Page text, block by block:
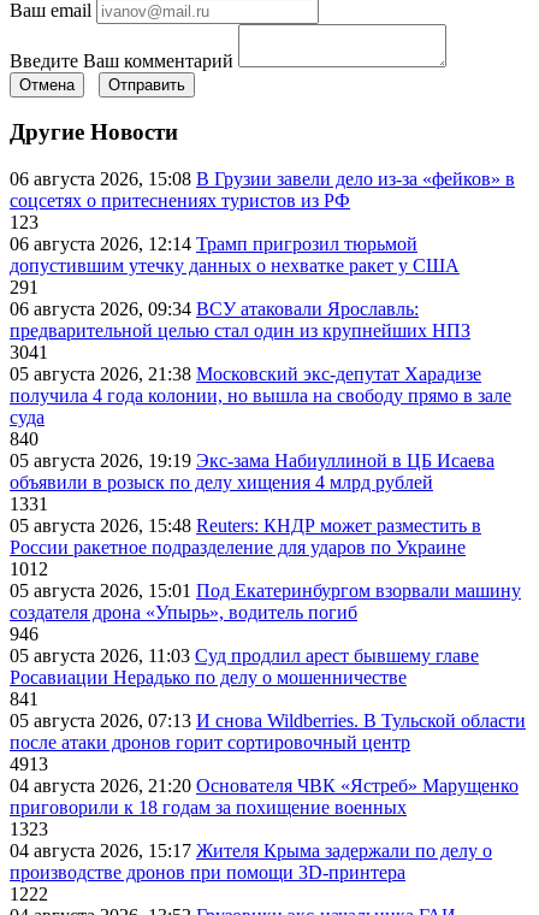
Ваш email
Введите Ваш комментарий
Отмена Отправить
Другие Новости
06 августа 2026, 15:08 В Грузии завели дело из-за «фейков» в
соцсетях о притеснениях туристов из РФ
123
06 августа 2026, 12:14 Трамп пригрозил тюрьмой
допустившим утечку данных о нехватке ракет у США
291
06 августа 2026, 09:34 ВСУ атаковали Ярославль:
предварительной целью стал один из крупнейших НПЗ
3041
05 августа 2026, 21:38 Московский экс-депутат Харадизе
получила 4 года колонии, но вышла на свободу прямо в зале
суда
840
05 августа 2026, 19:19 Экс-зама Набиуллиной в ЦБ Исаева
объявили в розыск по делу хищения 4 млрд рублей
1331
05 августа 2026, 15:48 Reuters: КНДР может разместить в
России ракетное подразделение для ударов по Украине
1012
05 августа 2026, 15:01 Под Екатеринбургом взорвали машину
создателя дрона «Упырь», водитель погиб
946
05 августа 2026, 11:03 Суд продлил арест бывшему главе
Росавиации Нерадько по делу о мошенничестве
841
05 августа 2026, 07:13 И снова Wildberries. В Тульской области
после атаки дронов горит сортировочный центр
4913
04 августа 2026, 21:20 Основателя ЧВК «Ястреб» Марущенко
приговорили к 18 годам за похищение военных
1323
04 августа 2026, 15:17 Жителя Крыма задержали по делу о
производстве дронов при помощи 3D‑принтера
1222